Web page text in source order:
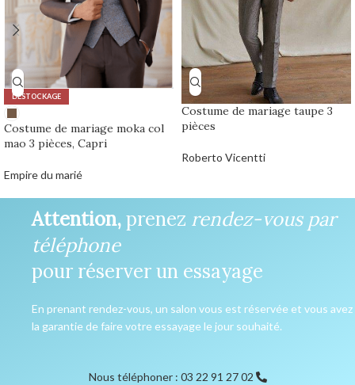
DÉSTOCKAGE
Costume de mariage moka col
mao 3 pièces, Capri
Empire du marié
Costume de mariage taupe 3
pièces
Roberto Vicentti
Attention,prenez rendez-vous par
téléphone
pour réserver un essayage
En prenant rendez-vous, un salon vous est réservée et vous avez
la garantie de faire votre essayage le jour souhaité.
Nous téléphoner : 03 22 91 27 02